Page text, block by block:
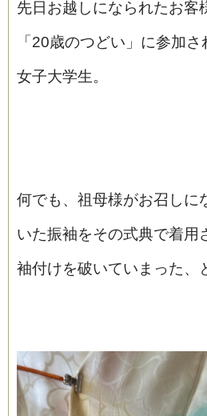
先日お越しになられたお客
「20歳のつどい」に参加さ
女子大学生。
何でも、祖母様がお召しに
いた振袖をその式典で着用
袖付けを破いていまった、